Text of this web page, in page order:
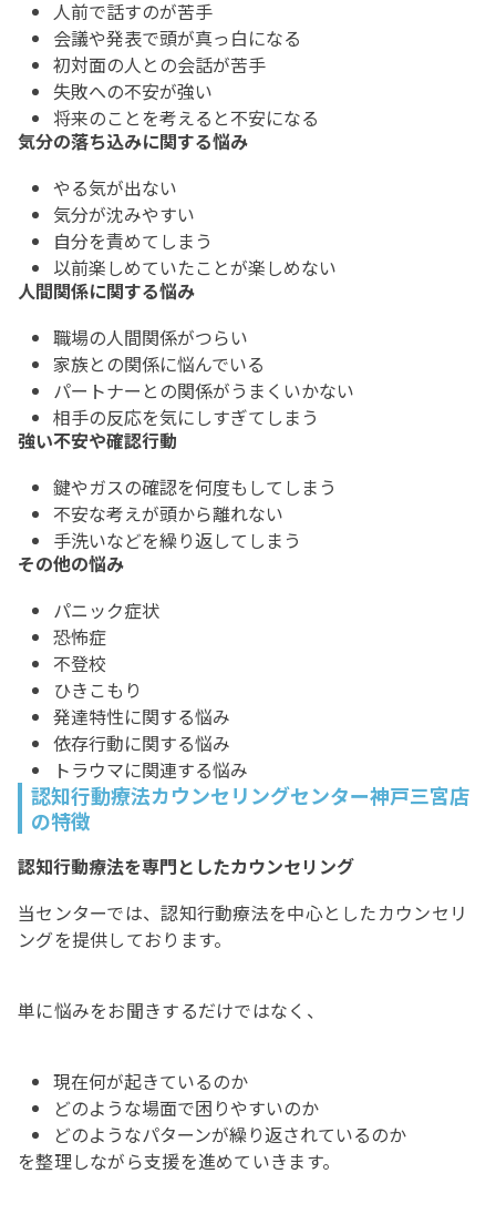
人前で話すのが苦手
会議や発表で頭が真っ白になる
初対面の人との会話が苦手
失敗への不安が強い
将来のことを考えると不安になる
気分の落ち込みに関する悩み
やる気が出ない
気分が沈みやすい
自分を責めてしまう
以前楽しめていたことが楽しめない
人間関係に関する悩み
職場の人間関係がつらい
家族との関係に悩んでいる
パートナーとの関係がうまくいかない
相手の反応を気にしすぎてしまう
強い不安や確認行動
鍵やガスの確認を何度もしてしまう
不安な考えが頭から離れない
手洗いなどを繰り返してしまう
その他の悩み
パニック症状
恐怖症
不登校
ひきこもり
発達特性に関する悩み
依存行動に関する悩み
トラウマに関連する悩み
認知行動療法カウンセリングセンター神戸三宮店
の特徴
認知行動療法を専門としたカウンセリング
当センターでは、認知行動療法を中心としたカウンセリ
ングを提供しております。
単に悩みをお聞きするだけではなく、
現在何が起きているのか
どのような場面で困りやすいのか
どのようなパターンが繰り返されているのか
を整理しながら支援を進めていきます。